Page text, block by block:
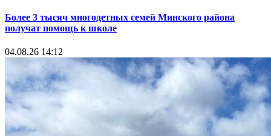
Более 3 тысяч многодетных семей Минского района
получат помощь к школе
04.08.26 14:12